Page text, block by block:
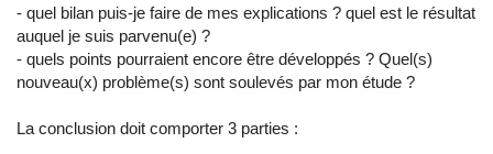
- quel bilan puis-je faire de mes explications ? quel est le résultat
auquel je suis parvenu(e) ?
- quels points pourraient encore être développés ? Quel(s)
nouveau(x) problème(s) sont soulevés par mon étude ?
La conclusion doit comporter 3 parties :